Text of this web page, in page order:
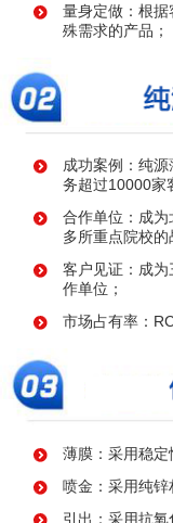
量身定做：根
殊需求的产品；
成功案例：纯
务超过10000家
合作单位：成
多所重点院校的
客户见证：成
作单位；
市场占有率：
薄膜：采用稳定
喷金：采用纯锌
引出：采用抗氧